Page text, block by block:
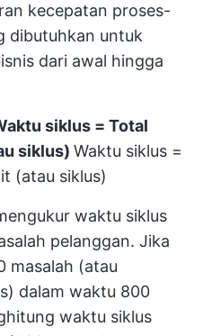
kecepatan proses-
dibutuhkan untuk
dari awal hingga
siklus = Total
siklus) Waktu siklus =
(atau siklus)
waktu siklus
pelanggan. Jika
masalah (atau
dalam waktu 800
waktu siklus